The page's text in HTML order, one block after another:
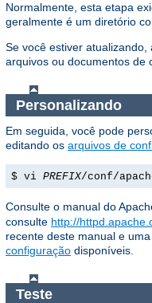
Normalmente, esta etapa
geralmente é um diretório
Se você estiver
arquivos ou documentos de
Personalizando
Em seguida, você pode
editando os arquivos de
$ vi PREFIX/conf/
Consulte o manual do
consulte http://
recente deste manual e
configuração disponíveis.
Teste